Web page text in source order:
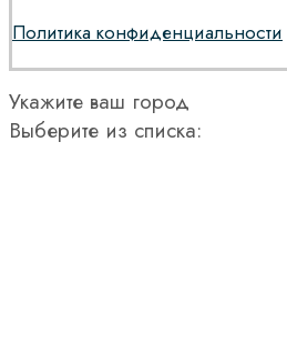
Политика конфиденциальности
Укажите ваш город
Выберите из списка: